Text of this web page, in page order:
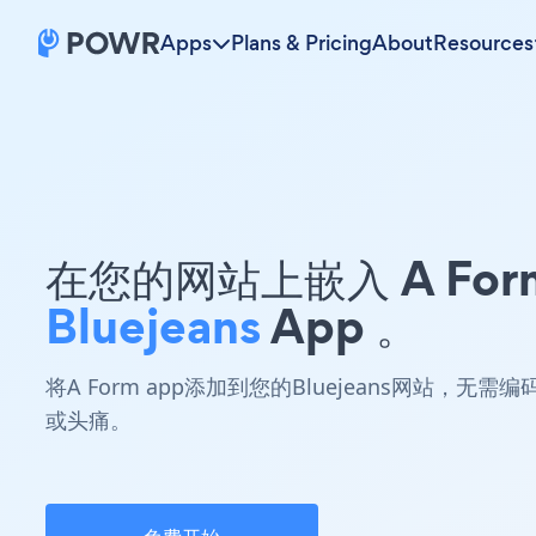
Apps Plans & PricingAboutResources
在您的网站上嵌入 A
BluejeansApp 。
将A Form app添加到您的Bluejeans网站，无需编
或头痛。